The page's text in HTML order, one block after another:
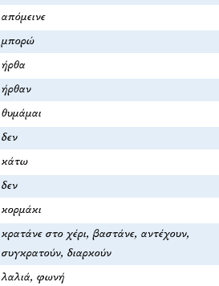
απόμεινε
μπορώ
ήρθα
ήρθαν
θυμάμαι
δεν
κάτω
δεν
κορμάκι
κρατάνε στο χέρι, βαστάνε, αντέχουν,
συγκρατούν, διαρκούν
λαλιά, φωνή